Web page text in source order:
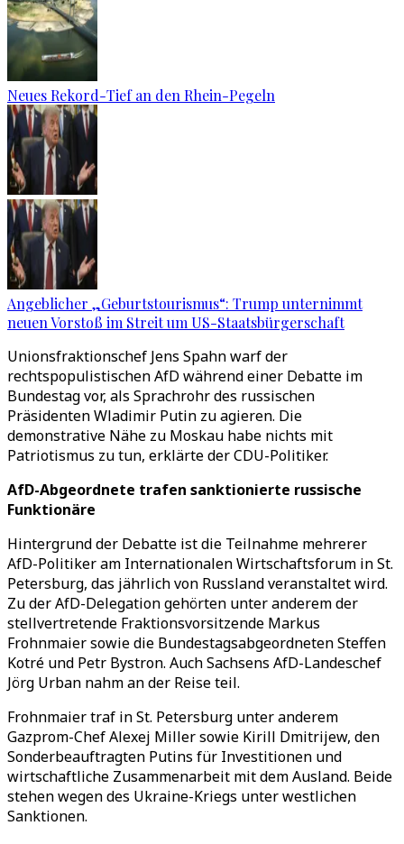
Neues Rekord-Tief an den Rhein-Pegeln
Angeblicher „Geburtstourismus“: Trump unternimmt
neuen Vorstoß im Streit um US-Staatsbürgerschaft
Unionsfraktionschef Jens Spahn warf der
rechtspopulistischen AfD während einer Debatte im
Bundestag vor, als Sprachrohr des russischen
Präsidenten Wladimir Putin zu agieren. Die
demonstrative Nähe zu Moskau habe nichts mit
Patriotismus zu tun, erklärte der CDU-Politiker.
AfD-Abgeordnete trafen sanktionierte russische
Funktionäre
Hintergrund der Debatte ist die Teilnahme mehrerer
AfD-Politiker am Internationalen Wirtschaftsforum in St.
Petersburg, das jährlich von Russland veranstaltet wird.
Zu der AfD-Delegation gehörten unter anderem der
stellvertretende Fraktionsvorsitzende Markus
Frohnmaier sowie die Bundestagsabgeordneten Steffen
Kotré und Petr Bystron. Auch Sachsens AfD-Landeschef
Jörg Urban nahm an der Reise teil.
Frohnmaier traf in St. Petersburg unter anderem
Gazprom-Chef Alexej Miller sowie Kirill Dmitrijew, den
Sonderbeauftragten Putins für Investitionen und
wirtschaftliche Zusammenarbeit mit dem Ausland. Beide
stehen wegen des Ukraine-Kriegs unter westlichen
Sanktionen.